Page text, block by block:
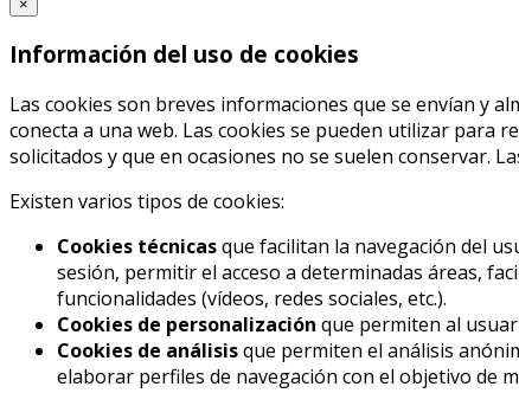
×
Información del uso de cookies
Las cookies son breves informaciones que se envían y
conecta a una web. Las cookies se pueden utilizar para
solicitados y que en ocasiones no se suelen conservar.
Existen varios tipos de cookies:
Cookies técnicasque facilitan la navegación del
sesión, permitir el acceso a determinadas áreas,
funcionalidades (vídeos, redes sociales, etc.).
Cookies de personalización que permiten al
Cookies de análisisque permiten el análisis
elaborar perfiles de navegación con el objetivo de